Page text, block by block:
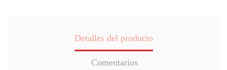
Detalles del producto
Comentarios